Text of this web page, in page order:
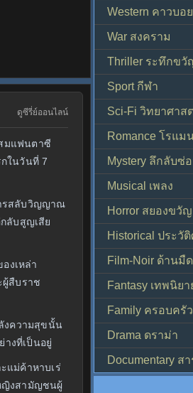
ดูซีรี่ย์ออนไลน์
สมแฟนตาซี
ในวันที่ 7
ารสลับวิญญาณ
ลับสูญเสีย
งเหล่า
ผู้สืบราช
งความสุขนั้น
งที่เป็นอยู่
แม่ค้าหาบเร่
ญิงสามัญชนผู้
Western คาวบอ
War สงคราม
Thriller ระทึกขวั
Sport กีฬา
Sci-Fi วิทยาศาส
Romance โรแม
Mystery ลึกลับซ่
Musical เพลง
Horror สยองขวัญ
Historical ประวั
Film-Noir ด้านมื
Fantasy เทพนิยา
Family ครอบครัว
Drama ดราม่า
Documentary ส